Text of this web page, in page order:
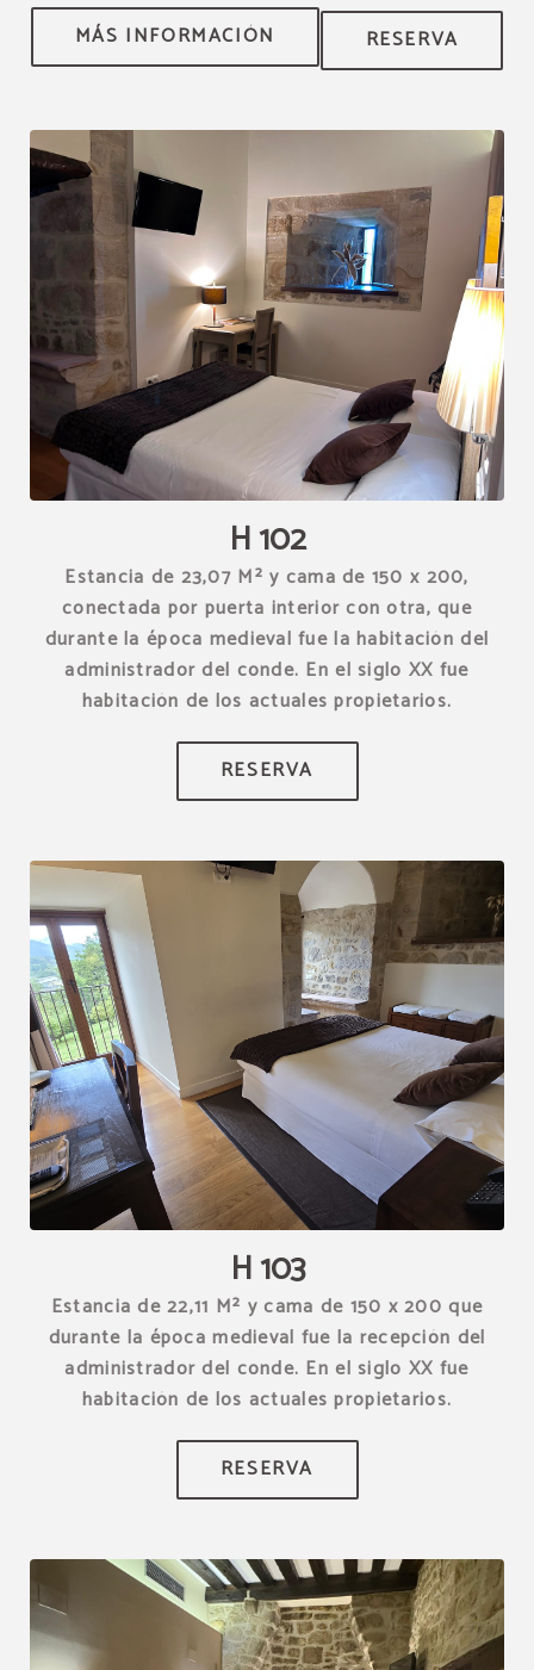
RESERVA
[{"url":"https:\/\/synergy.booking-
channel.com\/api\/hotels\/1539\/medias\/276#Hotel Restaurante
Torre Zumeltzegi_O\u00f1ate_H 102","name":""}]
H 102
Estancia de 23,07 M² y cama de 150 x 200,
conectada por puerta interior con otra, que
durante la época medieval fue la habitación del
administrador del conde. En el siglo XX fue
habitación de los actuales propietarios.
RESERVA
[{"url":"https:\/\/synergy.booking-
channel.com\/api\/hotels\/1539\/medias\/301#Hotel Restaurante
Torre Zumeltzegi_O\u00f1ate_H 103","name":""}]
H 103
Estancia de 22,11 M² y cama de 150 x 200 que
durante la época medieval fue la recepción del
administrador del conde. En el siglo XX fue
habitación de los actuales propietarios.
RESERVA